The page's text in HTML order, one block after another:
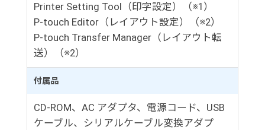
Printer Setting Tool（印字設定）（※1）
P-touch Editor（レイアウト設定）（※2）
P-touch Transfer Manager（レイアウト転
送）（※2）
付属品
CD-ROM、AC アダプタ、電源コード、USB
ケーブル、シリアルケーブル変換アダプ